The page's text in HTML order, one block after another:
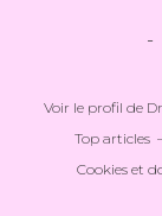
-
Voir le profil de
Top articles
Cookies et